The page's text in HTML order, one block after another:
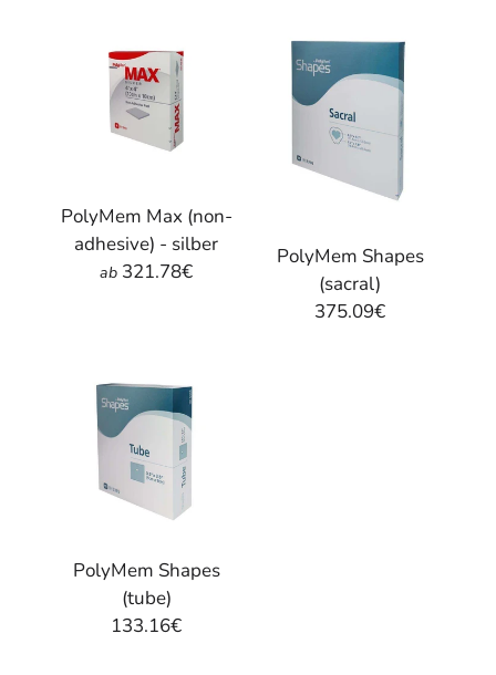
PolyMem Max (non-
adhesive) - silber
ab 321.78€
PolyMem Shapes
(sacral)
375.09€
PolyMem Shapes
(tube)
133.16€